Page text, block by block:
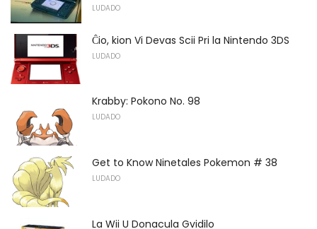
LUDADO
Ĉio, kion Vi Devas Scii Pri la Nintendo 3DS
LUDADO
Krabby: Pokono No. 98
LUDADO
Get to Know Ninetales Pokemon # 38
LUDADO
La Wii U Donacula Gvidilo